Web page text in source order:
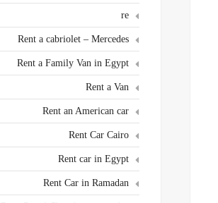
re
Rent a cabriolet – Mercedes
Rent a Family Van in Egypt
Rent a Van
Rent an American car
Rent Car Cairo
Rent car in Egypt
Rent Car in Ramadan